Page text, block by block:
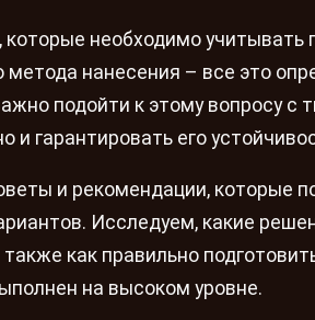
необходимо учитывать
нанесения – все это
подойти к этому вопросу с
и гарантировать его
и рекомендации, которые
Исследуем, какие
как правильно
на высоком уровне.